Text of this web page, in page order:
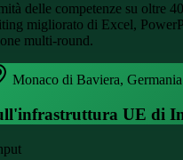
delle competenze su oltre
migliorato di Excel,
multi-round.
Monaco di Baviera, Germania
UE di